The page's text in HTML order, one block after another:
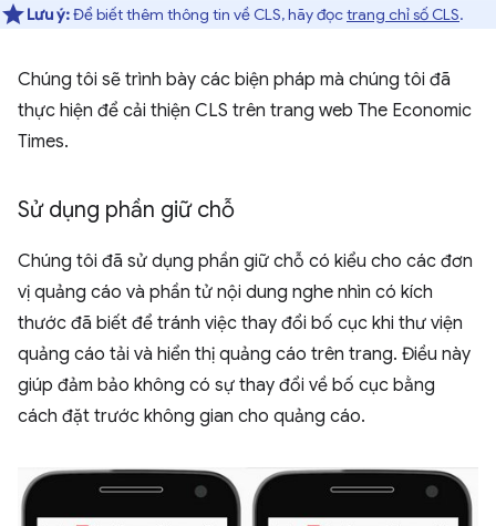
Lưu ý:Để biết thêm thông tin về CLS, hãy đọctrang chỉ số CLS.
Chúng tôi sẽ trình bày các biện pháp mà chúng tôi đã
thực hiện để cải thiện CLS trên trang web The Economic
Times.
Sử dụng phần giữ chỗ
Chúng tôi đã sử dụng phần giữ chỗ có kiểu cho các đơn
vị quảng cáo và phần tử nội dung nghe nhìn có kích
thước đã biết để tránh việc thay đổi bố cục khi thư viện
quảng cáo tải và hiển thị quảng cáo trên trang. Điều này
giúp đảm bảo không có sự thay đổi về bố cục bằng
cách đặt trước không gian cho quảng cáo.